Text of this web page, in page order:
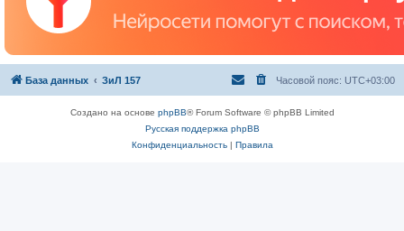
База данных ЗиЛ 157 Часовой пояс: UTC+03:00
Создано на основе phpBB® Forum Software © phpBB Limited
Русская поддержка phpBB
Конфиденциальность| Правила